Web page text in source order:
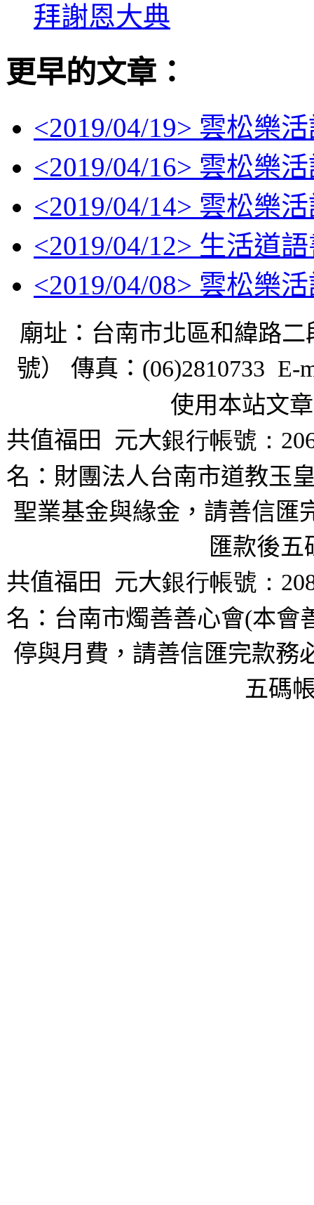
拜謝恩大典
更早的文章：
<2019/04/19> 雲松樂
<2019/04/16> 雲松樂
<2019/04/14> 雲松樂
<2019/04/12> 生活道
<2019/04/08> 雲松樂
廟址：台南市北區和緯路二
號） 傳真： (06)2810733 E-
使用本站文
共值福田
元大銀行帳號：
名：財團法人台南市道教玉
聖業基金與緣金，請善信匯
匯款後五
共值福田
元大銀行帳號：
名：台南市燭善善心會(本會
停與月費，請善信匯完款務
五碼